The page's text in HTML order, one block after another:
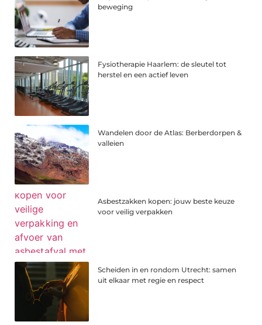
beweging
Fysiotherapie Haarlem: de sleutel tot
herstel en een actief leven
Wandelen door de Atlas: Berberdorpen &
valleien
Asbestzakken kopen: jouw beste keuze
voor veilig verpakken
Scheiden in en rondom Utrecht: samen
uit elkaar met regie en respect